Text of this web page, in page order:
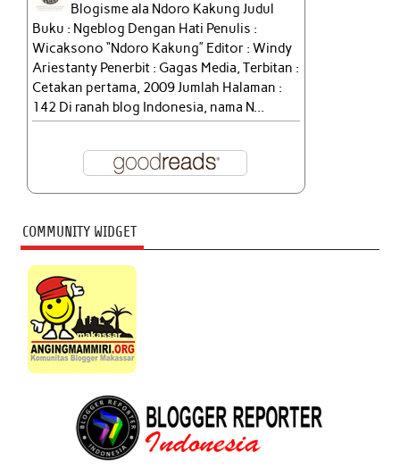
Blogisme ala Ndoro Kakung Judul
Buku : Ngeblog Dengan Hati Penulis :
Wicaksono “Ndoro Kakung” Editor : Windy
Ariestanty Penerbit : Gagas Media, Terbitan :
Cetakan pertama, 2009 Jumlah Halaman :
142 Di ranah blog Indonesia, nama N...
COMMUNITY WIDGET